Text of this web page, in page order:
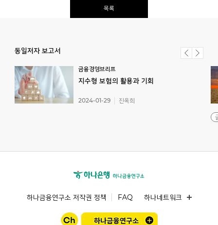
목록
동일저자 보고서
금융경영브리프
지수형 보험의 활용과 기회
2024-01-29 진옥희
하나금융연구소 저작권 정책 FAQ 하나네트워크